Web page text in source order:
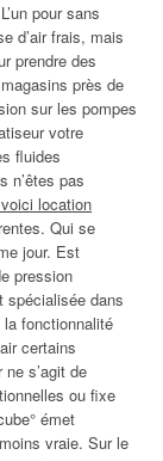
pour sans
d’air frais, mais
prendre des
près de
sur les pompes
votre
fluides
n’êtes pas
location
Qui se
jour. Est
pression
spécialisée dans
la fonctionnalité
certains
s’agit de
ou fixe
émet
vraie. Sur le